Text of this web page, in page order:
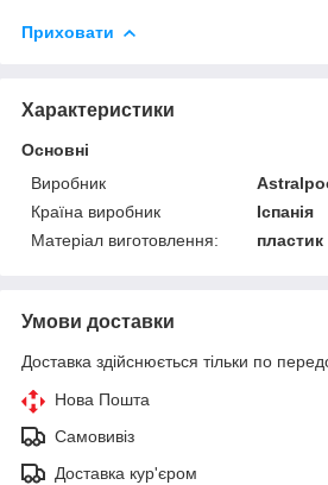
Приховати
Характеристики
Основні
Виробник
Країна виробник
Іспанія
Матеріал виготовлення:
пластик
Умови доставки
Доставка здійснюється тільки по
Нова Пошта
Самовивіз
Доставка кур'єром